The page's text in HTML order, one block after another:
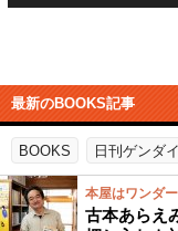
最新のBOOKS記事
BOOKS 日刊ゲンダ
本屋はワンダ
古本あらえ